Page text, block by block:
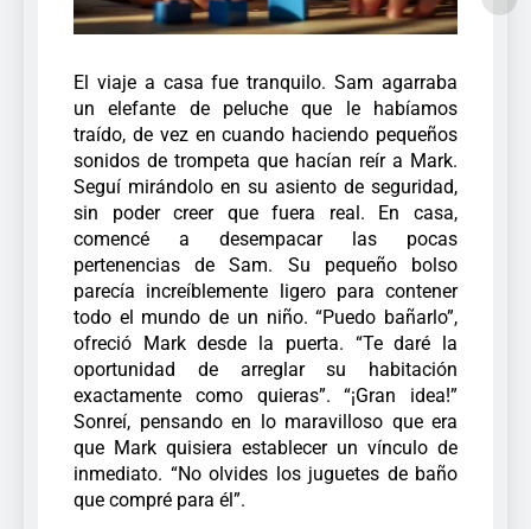
El viaje a casa fue tranquilo. Sam agarraba
un elefante de peluche que le habíamos
traído, de vez en cuando haciendo pequeños
sonidos de trompeta que hacían reír a Mark.
Seguí mirándolo en su asiento de seguridad,
sin poder creer que fuera real. En casa,
comencé a desempacar las pocas
pertenencias de Sam. Su pequeño bolso
parecía increíblemente ligero para contener
todo el mundo de un niño.“Puedo bañarlo”,
ofreció Mark desde la puerta. “Te daré la
oportunidad de arreglar su habitación
exactamente como quieras”. “¡Gran idea!”
Sonreí, pensando en lo maravilloso que era
que Mark quisiera establecer un vínculo de
inmediato. “No olvides los juguetes de baño
que compré para él”.